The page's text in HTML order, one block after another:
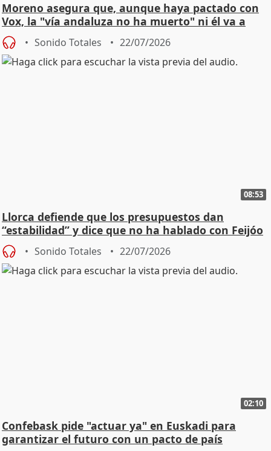
Moreno asegura que, aunque haya pactado con
Vox, la "vía andaluza no ha muerto" ni él va a
"cambiar"
Sonido Totales 22/07/2026
08:53
Llorca defiende que los presupuestos dan
“estabilidad” y dice que no ha hablado con Feijóo
Sonido Totales 22/07/2026
02:10
Confebask pide "actuar ya" en Euskadi para
garantizar el futuro con un pacto de país